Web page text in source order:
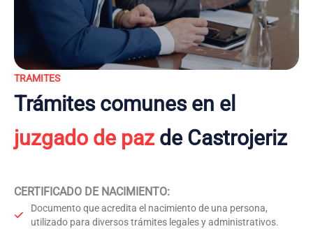
TRAMITES
Trámites comunes en el
juzgado de pazde Castrojeriz
CERTIFICADO DE NACIMIENTO:
Documento que acredita el nacimiento de una persona,
utilizado para diversos trámites legales y administrativos.